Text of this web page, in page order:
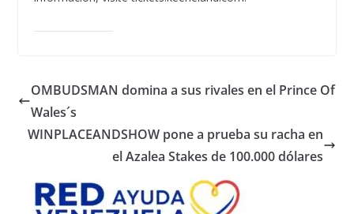
OMBUDSMAN domina a sus rivales en el Prince Of
Wales´s
WINPLACEANDSHOW pone a prueba su racha en
el Azalea Stakes de 100.000 dólares